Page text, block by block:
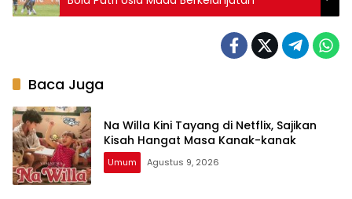
Baca Juga
Na Willa Kini Tayang di Netflix, Sajikan
Kisah Hangat Masa Kanak-kanak
Umum Agustus 9, 2026